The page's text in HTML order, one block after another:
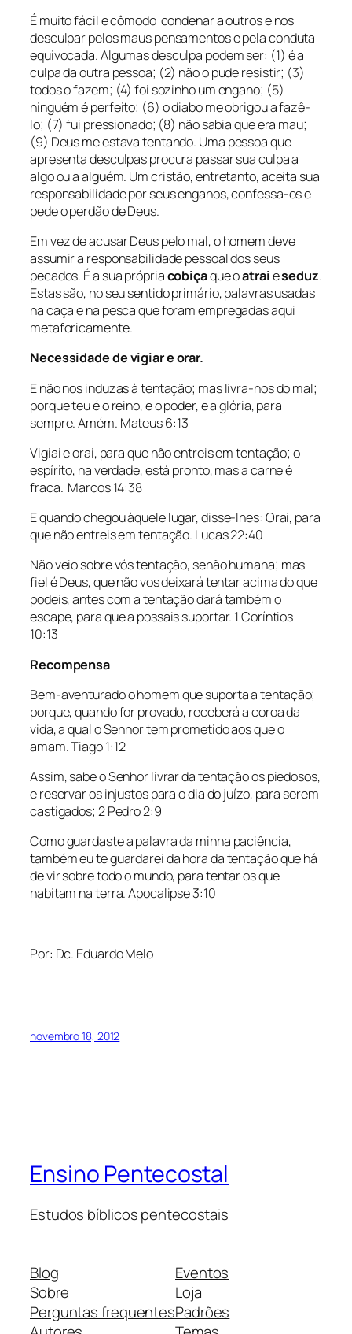
É muito fácil e cômodo condenar a outros e nos
desculpar pelos maus pensamentos e pela conduta
equivocada. Algumas desculpa podem ser: (1) é a
culpa da outra pessoa; (2) não o pude resistir; (3)
todos o fazem; (4) foi sozinho um engano; (5)
ninguém é perfeito; (6) o diabo me obrigou a fazê-
lo; (7) fui pressionado; (8) não sabia que era mau;
(9) Deus me estava tentando. Uma pessoa que
apresenta desculpas procura passar sua culpa a
algo ou a alguém. Um cristão, entretanto, aceita sua
responsabilidade por seus enganos, confessa-os e
pede o perdão de Deus.
Em vez de acusar Deus pelo mal, o homem deve
assumir a responsabilidade pessoal dos seus
pecados. É a sua própriacobiçaque oatraieseduz.
Estas são, no seu sentido primário, palavras usadas
na caça e na pesca que foram empregadas aqui
metaforicamente.
Necessidade de vigiar e orar.
E não nos induzas à tentação; mas livra-nos do mal;
porque teu é o reino, e o poder, e a glória, para
sempre. Amém. Mateus 6:13
Vigiai e orai, para que não entreis em tentação; o
espírito, na verdade, está pronto, mas a carne é
fraca. Marcos 14:38
E quando chegou àquele lugar, disse-lhes: Orai, para
que não entreis em tentação. Lucas 22:40
Não veio sobre vós tentação, senão humana; mas
fiel é Deus, que não vos deixará tentar acima do que
podeis, antes com a tentação dará também o
escape, para que a possais suportar. 1 Coríntios
10:13
Recompensa
Bem-aventurado o homem que suporta a tentação;
porque, quando for provado, receberá a coroa da
vida, a qual o Senhor tem prometido aos que o
amam. Tiago 1:12
Assim, sabe o Senhor livrar da tentação os piedosos,
e reservar os injustos para o dia do juízo, para serem
castigados; 2 Pedro 2:9
Como guardaste a palavra da minha paciência,
também eu te guardarei da hora da tentação que há
de vir sobre todo o mundo, para tentar os que
habitam na terra. Apocalipse 3:10
Por: Dc. Eduardo Melo
novembro 18, 2012
Ensino Pentecostal
Estudos bíblicos pentecostais
Blog
Sobre
Perguntas frequentes
Eventos
Loja
Padrões